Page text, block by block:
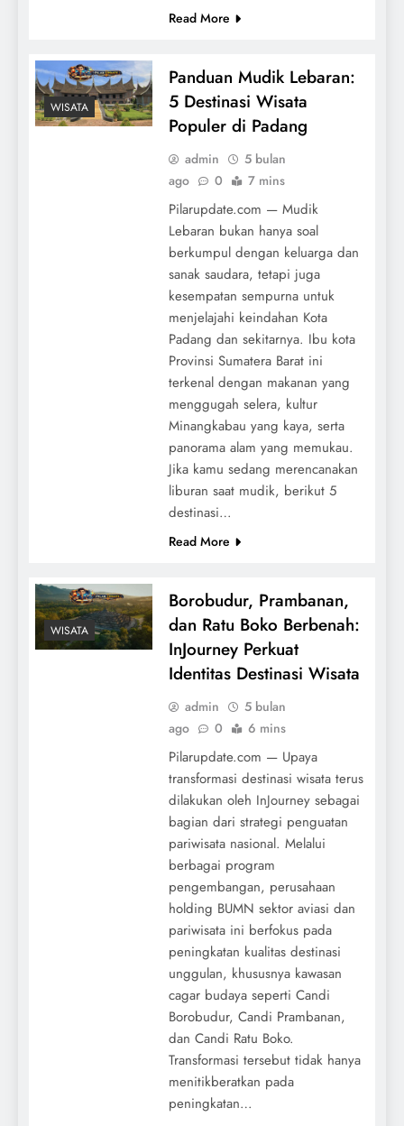
Read More
WISATA
Panduan Mudik Lebaran:
5 Destinasi Wisata
Populer di Padang
admin
5 bulan
ago
0 7 mins
Pilarupdate.com — Mudik
Lebaran bukan hanya soal
berkumpul dengan keluarga dan
sanak saudara, tetapi juga
kesempatan sempurna untuk
menjelajahi keindahan Kota
Padang dan sekitarnya. Ibu kota
Provinsi Sumatera Barat ini
terkenal dengan makanan yang
menggugah selera, kultur
Minangkabau yang kaya, serta
panorama alam yang memukau.
Jika kamu sedang merencanakan
liburan saat mudik, berikut 5
destinasi…
Read More
WISATA
Borobudur, Prambanan,
dan Ratu Boko Berbenah:
InJourney Perkuat
Identitas Destinasi Wisata
admin
5 bulan
ago
0 6 mins
Pilarupdate.com — Upaya
transformasi destinasi wisata terus
dilakukan oleh InJourney sebagai
bagian dari strategi penguatan
pariwisata nasional. Melalui
berbagai program
pengembangan, perusahaan
holding BUMN sektor aviasi dan
pariwisata ini berfokus pada
peningkatan kualitas destinasi
unggulan, khususnya kawasan
cagar budaya seperti Candi
Borobudur, Candi Prambanan,
dan Candi Ratu Boko.
Transformasi tersebut tidak hanya
menitikberatkan pada
peningkatan…